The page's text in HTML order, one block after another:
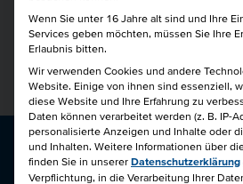
Wenn Sie unter 16 Jahre alt sind und Ihre
Services geben möchten, müssen Sie Ihre
Erlaubnis bitten.
Wir verwenden Cookies und andere
Website. Einige von ihnen sind essenziell,
diese Website und Ihre Erfahrung zu
Daten können verarbeitet werden (z. B. IP-
personalisierte Anzeigen und Inhalte oder
und Inhalten. Weitere Informationen über
finden Sie in unserer Datenschutzerklärung
Verpflichtung, in die Verarbeitung Ihrer